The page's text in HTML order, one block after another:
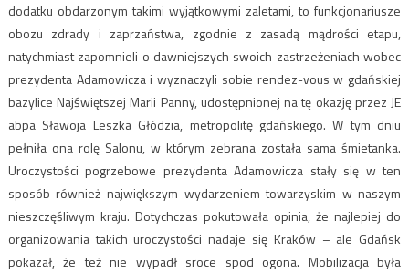
dodatku obdarzonym takimi wyjątkowymi zaletami, to funkcjonariusze
obozu zdrady i zaprzaństwa, zgodnie z zasadą mądrości etapu,
natychmiast zapomnieli o dawniejszych swoich zastrzeżeniach wobec
prezydenta Adamowicza i wyznaczyli sobie rendez-vous w gdańskiej
bazylice Najświętszej Marii Panny, udostępnionej na tę okazję przez JE
abpa Sławoja Leszka Głódzia, metropolitę gdańskiego. W tym dniu
pełniła ona rolę Salonu, w którym zebrana została sama śmietanka.
Uroczystości pogrzebowe prezydenta Adamowicza stały się w ten
sposób również największym wydarzeniem towarzyskim w naszym
nieszczęśliwym kraju. Dotychczas pokutowała opinia, że najlepiej do
organizowania takich uroczystości nadaje się Kraków – ale Gdańsk
pokazał, że też nie wypadł sroce spod ogona. Mobilizacja była